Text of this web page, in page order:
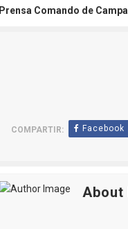
Prensa Comando de
COMPARTIR: Facebook
About